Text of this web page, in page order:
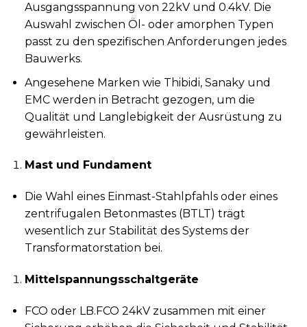
Ausgangsspannung von 22kV und 0.4kV. Die
Auswahl zwischen Öl- oder amorphen Typen
passt zu den spezifischen Anforderungen jedes
Bauwerks.
Angesehene Marken wie Thibidi, Sanaky und
EMC werden in Betracht gezogen, um die
Qualität und Langlebigkeit der Ausrüstung zu
gewährleisten.
Mast und Fundament
Die Wahl eines Einmast-Stahlpfahls oder eines
zentrifugalen Betonmastes (BTLT) trägt
wesentlich zur Stabilität des Systems der
Transformatorstation bei.
Mittelspannungsschaltgeräte
FCO oder LB.FCO 24kV zusammen mit einer